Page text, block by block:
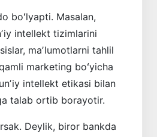
boʻlyapti. Masalan,
intellekt tizimlarini
maʼlumotlarni tahlil
marketing boʻyicha
intellekt etikasi bilan
talab ortib borayotir.
Deylik, biror bankda